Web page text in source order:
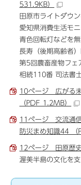
531.9KB）
田原市ライトダウ
愛知県消費生活モ
青色回転灯などを
長寿（後期高齢者
第5回農畜産物フ
相続110番 司法書
10ページ 広がる
（PDF 1.2MB）
11ページ 交流通
防災まめ知識44 （
12ページ 田原歴
渥美半島の文化を